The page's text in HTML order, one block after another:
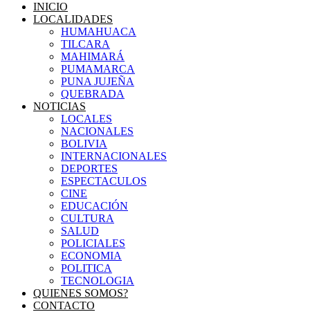
INICIO
LOCALIDADES
HUMAHUACA
TILCARA
MAHIMARÁ
PUMAMARCA
PUNA JUJEÑA
QUEBRADA
NOTICIAS
LOCALES
NACIONALES
BOLIVIA
INTERNACIONALES
DEPORTES
ESPECTACULOS
CINE
EDUCACIÓN
CULTURA
SALUD
POLICIALES
ECONOMIA
POLITICA
TECNOLOGIA
QUIENES SOMOS?
CONTACTO